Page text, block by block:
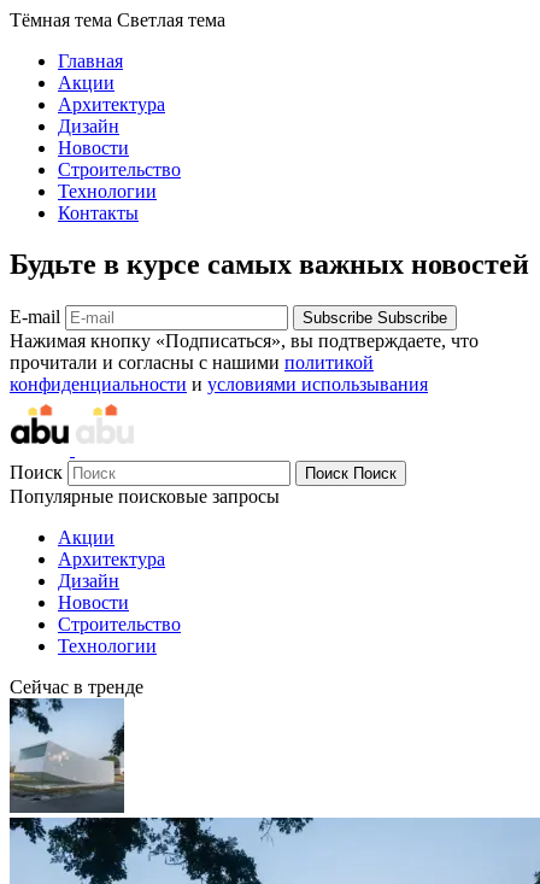
Тёмная тема Светлая тема
Главная
Акции
Архитектура
Дизайн
Новости
Строительство
Технологии
Контакты
Будьте в курсе самых важных новостей
E-mail Subscribe Subscribe
Нажимая кнопку «Подписаться», вы подтверждаете, что
прочитали и согласны с нашими политикой
конфиденциальности и условиями использывания
Поиск Поиск Поиск
Популярные поисковые запросы
Акции
Архитектура
Дизайн
Новости
Строительство
Технологии
Сейчас в тренде